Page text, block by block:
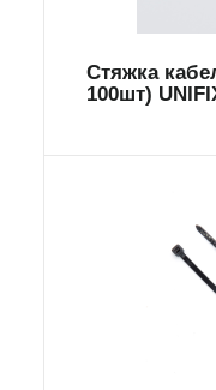
Стяжка
100шт)